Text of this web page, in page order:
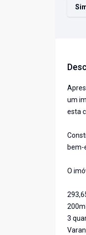
um
esta
bem-
O
3